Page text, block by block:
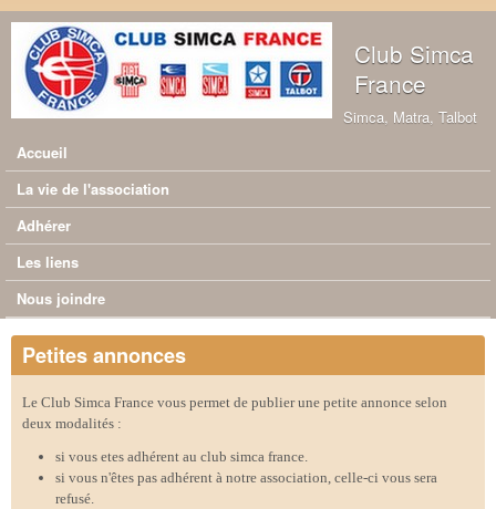
Aller au contenu principal
Club Simca
France
Simca, Matra, Talbot
Menu principal
Accueil
La vie de l'association
Adhérer
Les liens
Nous joindre
Petites annonces
Le Club Simca France vous permet de publier une petite annonce selon
deux modalités :
si vous etes adhérent au club simca france.
si vous n'êtes pas adhérent à notre association, celle-ci vous sera
refusé.